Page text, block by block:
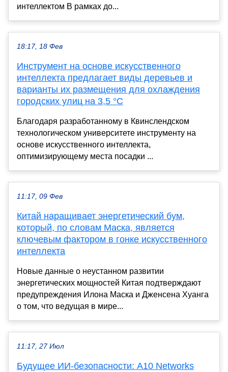
интеллектом В рамках до...
18:17, 18 Фев
Инструмент на основе искусственного
интеллекта предлагает виды деревьев и
варианты их размещения для охлаждения
городских улиц на 3,5 °C
Благодаря разработанному в Квинслендском
технологическом университете инструменту на
основе искусственного интеллекта,
оптимизирующему места посадки ...
11:17, 09 Фев
Китай наращивает энергетический бум,
который, по словам Маска, является
ключевым фактором в гонке искусственного
интеллекта
Новые данные о неустанном развитии
энергетических мощностей Китая подтверждают
предупреждения Илона Маска и Дженсена Хуанга
о том, что ведущая в мире...
11:17, 27 Июл
Будущее ИИ-безопасности: A10 Networks